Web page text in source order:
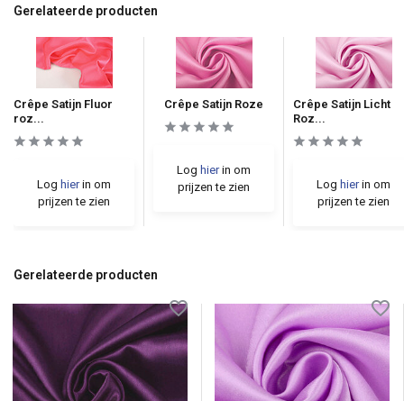
Gerelateerde producten
Crêpe Satijn Fluor
roz...
Log hierin om
prijzen te zien
Crêpe Satijn Roze
Log hierin om
prijzen te zien
Crêpe Satijn Licht
Roz...
Log hierin om
prijzen te zien
Gerelateerde producten